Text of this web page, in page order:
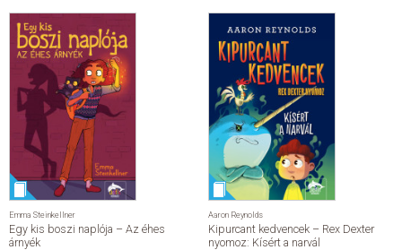
Emma Steinkellner
Egy kis boszi naplója – Az éhes
árnyék
Aaron Reynolds
Kipurcant kedvencek – Rex Dexter
nyomoz: Kísért a narvál